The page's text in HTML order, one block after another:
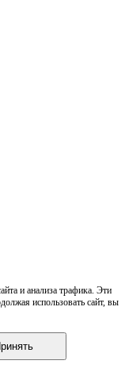
и анализа трафика. Эти
использовать сайт, вы